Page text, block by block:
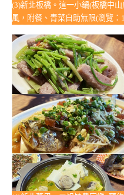
(3)新北板橋。這一小鍋(板橋中
風，附餐、青菜自助無限(瀏覽：